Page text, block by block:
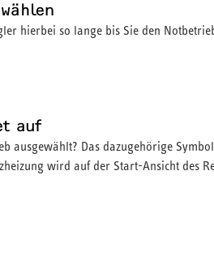
hierbei so lange bis Sie den
auf
ausgewählt? Das dazugehörige
wird auf der Start-Ansicht des